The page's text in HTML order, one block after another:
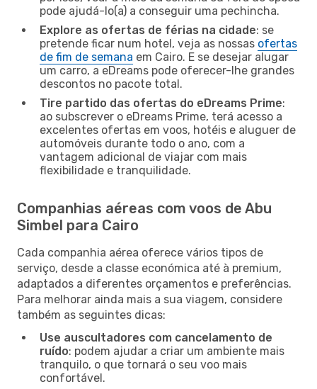
pode ajudá-lo(a) a conseguir uma pechincha.
Explore as ofertas de férias na cidade: se
pretende ficar num hotel, veja as nossas ofertas
de fim de semana em Cairo. E se desejar alugar
um carro, a eDreams pode oferecer-lhe grandes
descontos no pacote total.
Tire partido das ofertas do eDreams Prime:
ao subscrever o eDreams Prime, terá acesso a
excelentes ofertas em voos, hotéis e aluguer de
automóveis durante todo o ano, com a
vantagem adicional de viajar com mais
flexibilidade e tranquilidade.
Companhias aéreas com voos de Abu
Simbel para Cairo
Cada companhia aérea oferece vários tipos de
serviço, desde a classe económica até à premium,
adaptados a diferentes orçamentos e preferências.
Para melhorar ainda mais a sua viagem, considere
também as seguintes dicas:
Use auscultadores com cancelamento de
ruído: podem ajudar a criar um ambiente mais
tranquilo, o que tornará o seu voo mais
confortável.